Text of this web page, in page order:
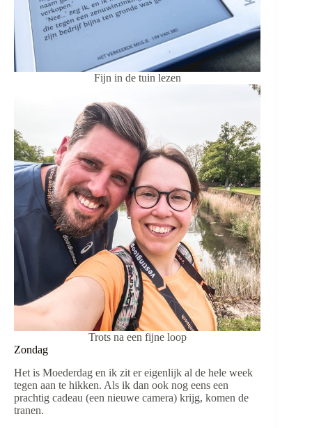
Fijn in de tuin lezen
Trots na een fijne loop
Zondag
Het is Moederdag en ik zit er eigenlijk al de hele week
tegen aan te hikken. Als ik dan ook nog eens een
prachtig cadeau (een nieuwe camera) krijg, komen de
tranen.